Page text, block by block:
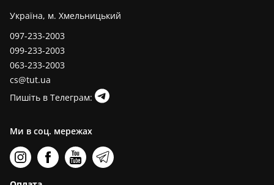
Україна, м. Хмельницький
097-233-2003
099-233-2003
063-233-2003
cs@tut.ua
Пишіть в Телеграм:
Ми в соц. мережах